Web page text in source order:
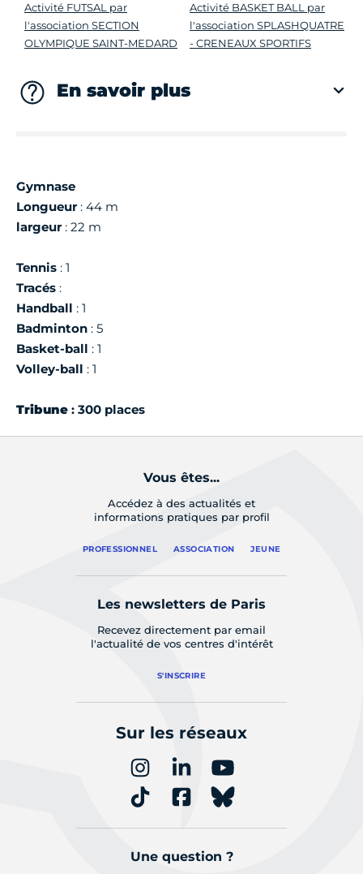
Activité FUTSAL par
l'association SECTION
OLYMPIQUE SAINT-MEDARD
Activité BASKET BALL par
l'association SPLASHQUATRE
- CRENEAUX SPORTIFS
En savoir plus
Gymnase
Longueur: 44 m
largeur: 22 m
Tennis : 1
Tracés :
Handball : 1
Badminton : 5
Basket-ball : 1
Volley-ball : 1
Tribune : 300 places
Vous êtes...
Accédez à des actualités et
informations pratiques par profil
PROFESSIONNEL ASSOCIATION JEUNE
Les newsletters de Paris
Recevez directement par email
l'actualité de vos centres d'intérêt
S'INSCRIRE
Sur les réseaux
Une question ?